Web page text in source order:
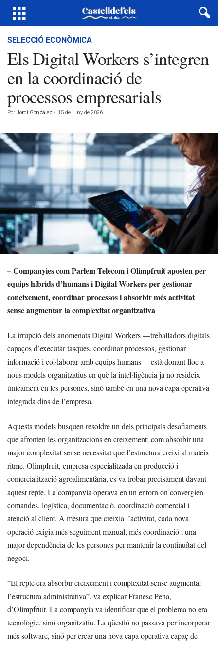
SELECCIÓ ECONÒMICA
Els Digital Workers s’integren
en la coordinació de
processos empresarials
Por Jordi González - 15 de juny de 2026
– Companyies com Parlem Telecom i Olimpfruit aposten per
equips híbrids d’humans i Digital Workers per gestionar
coneixement, coordinar processos i absorbir més activitat
sense augmentar la complexitat organitzativa
La irrupció dels anomenats Digital Workers —treballadors digitals
capaços d’executar tasques, coordinar processos, gestionar
informació i col·laborar amb equips humans— està donant lloc a
nous models organitzatius en què la intel·ligència ja no resideix
únicament en les persones, sinó també en una nova capa operativa
integrada dins de l’empresa.
Aquests models busquen resoldre un dels principals desafiaments
que afronten les organitzacions en creixement: com absorbir una
major complexitat sense necessitat que l’estructura creixi al mateix
ritme. Olimpfruit, empresa especialitzada en producció i
comercialització agroalimentària, es va trobar precisament davant
aquest repte. La companyia operava en un entorn on convergien
comandes, logística, documentació, coordinació comercial i
atenció al client. A mesura que creixia l’activitat, cada nova
operació exigia més seguiment manual, més coordinació i una
major dependència de les persones per mantenir la continuïtat del
negoci.
“El repte era absorbir creixement i complexitat sense augmentar
l’estructura administrativa”, va explicar Franesc Pena,
d’Olimpfruit. La companyia va identificar que el problema no era
tecnològic, sinó organitzatiu. La qüestió no passava per incorporar
més software, sinó per crear una nova capa operativa capaç de